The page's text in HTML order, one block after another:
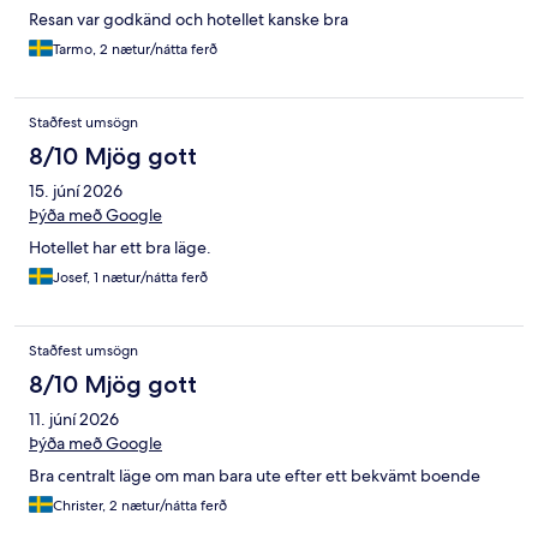
Resan var godkänd och hotellet kanske bra
Tarmo, 2 nætur/nátta ferð
Staðfest umsögn
8/10 Mjög gott
15. júní 2026
Þýða með Google
Hotellet har ett bra läge.
Josef, 1 nætur/nátta ferð
Staðfest umsögn
8/10 Mjög gott
11. júní 2026
Þýða með Google
Bra centralt läge om man bara ute efter ett bekvämt boende
Christer, 2 nætur/nátta ferð